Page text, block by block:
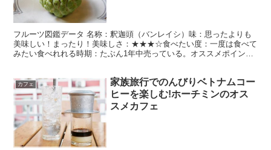
フルーツ図鑑データ 名称：釈迦頭（バンレイシ）味：思ったよりも
美味しい！まったり！美味しさ：★★★☆食べたい度：一度は食べて
みたい食べれれる時期：たぶん1年中売っている。オススメポイン
カフェ
家族旅行でのんびりベトナムコー
ヒーを楽しむ!ホーチミンのオス
スメカフェ